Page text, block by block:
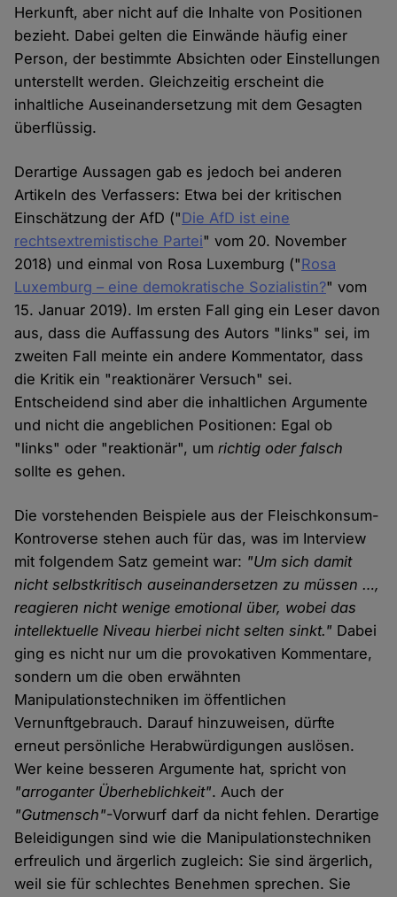
Herkunft, aber nicht auf die Inhalte von Positionen
bezieht. Dabei gelten die Einwände häufig einer
Person, der bestimmte Absichten oder Einstellungen
unterstellt werden. Gleichzeitig erscheint die
inhaltliche Auseinandersetzung mit dem Gesagten
überflüssig.
Derartige Aussagen gab es jedoch bei anderen
Artikeln des Verfassers: Etwa bei der kritischen
Einschätzung der AfD ("Die AfD ist eine
rechtsextremistische Partei" vom 20. November
2018) und einmal von Rosa Luxemburg ("Rosa
Luxemburg – eine demokratische Sozialistin?" vom
15. Januar 2019). Im ersten Fall ging ein Leser davon
aus, dass die Auffassung des Autors "links" sei, im
zweiten Fall meinte ein andere Kommentator, dass
die Kritik ein "reaktionärer Versuch" sei.
Entscheidend sind aber die inhaltlichen Argumente
und nicht die angeblichen Positionen: Egal ob
"links" oder "reaktionär", umrichtig oder falsch
sollte es gehen.
Die vorstehenden Beispiele aus der Fleischkonsum-
Kontroverse stehen auch für das, was im Interview
mit folgendem Satz gemeint war: "Um sich damit
nicht selbstkritisch auseinandersetzen zu müssen …,
reagieren nicht wenige emotional über, wobei das
intellektuelle Niveau hierbei nicht selten sinkt." Dabei
ging es nicht nur um die provokativen Kommentare,
sondern um die oben erwähnten
Manipulationstechniken im öffentlichen
Vernunftgebrauch. Darauf hinzuweisen, dürfte
erneut persönliche Herabwürdigungen auslösen.
Wer keine besseren Argumente hat, spricht von
"arroganter Überheblichkeit". Auch der
"Gutmensch"-Vorwurf darf da nicht fehlen. Derartige
Beleidigungen sind wie die Manipulationstechniken
erfreulich und ärgerlich zugleich: Sie sind ärgerlich,
weil sie für schlechtes Benehmen sprechen. Sie